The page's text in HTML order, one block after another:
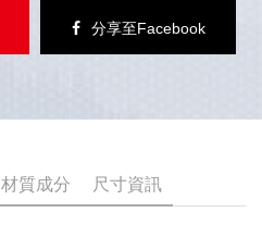
分享至Facebook
材質成分 尺寸資訊